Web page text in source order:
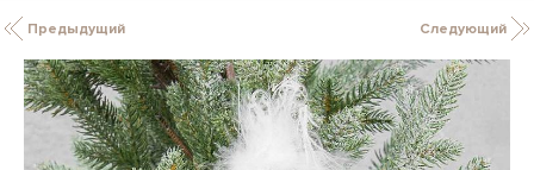
Предыдущий Следующий